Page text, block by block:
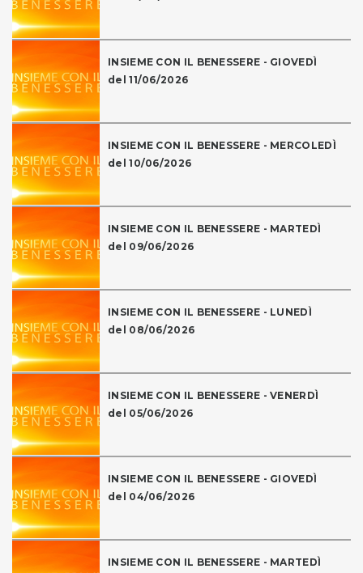
INSIEME CON IL BENESSERE - GIOVEDÌ
del 11/06/2026
INSIEME CON IL BENESSERE - MERCOLEDÌ
del 10/06/2026
INSIEME CON IL BENESSERE - MARTEDÌ
del 09/06/2026
INSIEME CON IL BENESSERE - LUNEDÌ
del 08/06/2026
INSIEME CON IL BENESSERE - VENERDÌ
del 05/06/2026
INSIEME CON IL BENESSERE - GIOVEDÌ
del 04/06/2026
INSIEME CON IL BENESSERE - MARTEDÌ